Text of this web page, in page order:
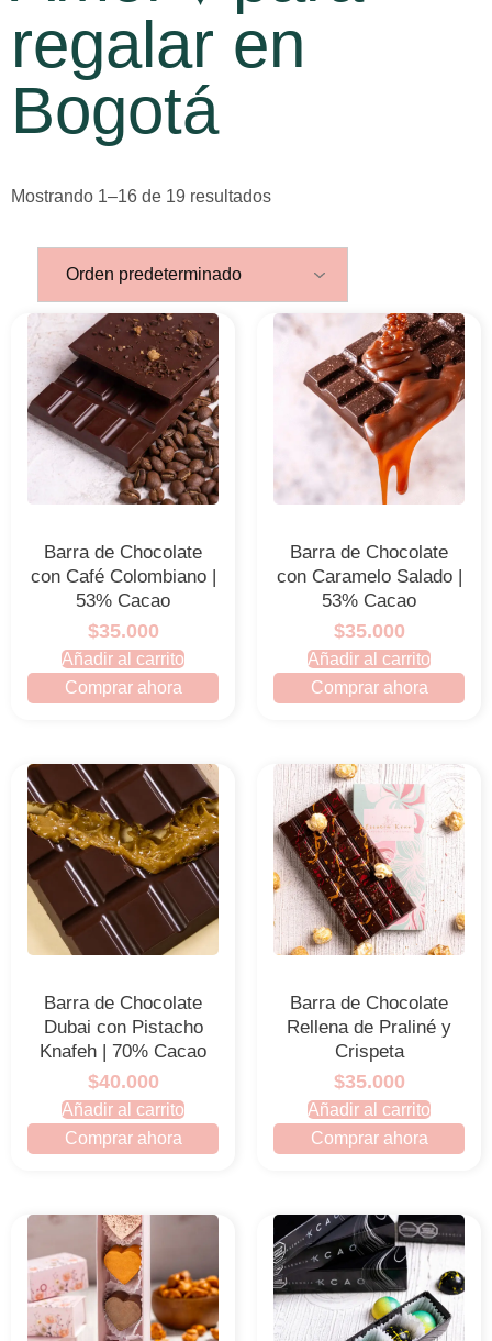
regalar en
Bogotá
Mostrando 1–16 de 19 resultados
Barra de Chocolate
con Café Colombiano |
53% Cacao
$35.000
Añadir al carrito
Comprar ahora
Barra de Chocolate
con Caramelo Salado |
53% Cacao
$35.000
Añadir al carrito
Comprar ahora
Barra de Chocolate
Dubai con Pistacho
Knafeh | 70% Cacao
$40.000
Añadir al carrito
Comprar ahora
Barra de Chocolate
Rellena de Praliné y
Crispeta
$35.000
Añadir al carrito
Comprar ahora